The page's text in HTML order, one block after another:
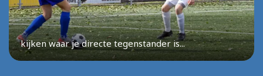
kijken waar je directe tegenstander is...